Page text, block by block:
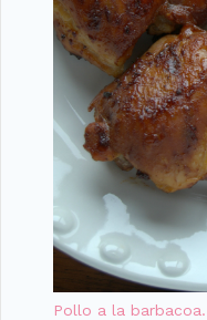
Pollo a la